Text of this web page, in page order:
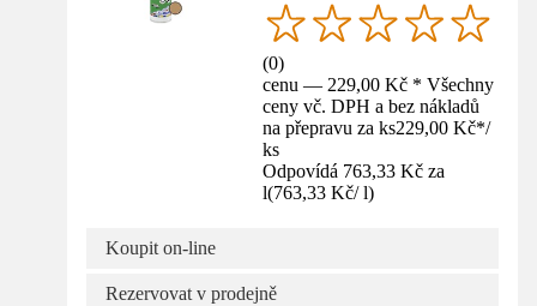
(0)
cenu — 229,00 Kč * Všechny
ceny vč. DPH a bez nákladů
na přepravu za ks229,00 Kč*/
ks
Odpovídá 763,33 Kč za
l(763,33 Kč/ l)
Koupit on-line
Rezervovat v prodejně